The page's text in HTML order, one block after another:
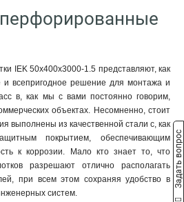
100х100х3000-2.0 2
100х100х2000-2.0
80х600х3000-2.0
80х600х2000-2.0 2
80х500х2500-2.0 2
80х500х3000-2.0 2
80х500х2000-2.0
80х400х2500-2.0
80х400х3000-2.0 2
80х400х2000-2.0 2
80х300х2500-2.0
IEK 50х400х3000-1.5 представляют, как
и всепригодное решение для монтажа и
в, как мы с вами постоянно говорим,
объектах. Несомненно, стоит
выполнены из качественной стали с, как
покрытием, обеспечивающим
к коррозии. Мало кто знает то, что
разрешают отлично располагать
при всем этом сохраняя удобство в
систем.
Задать вопрос